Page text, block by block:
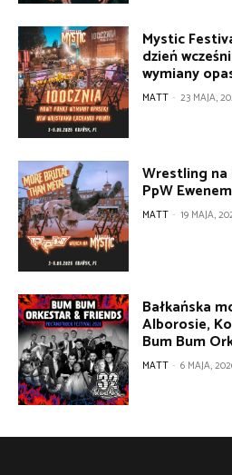
Mystic
dzień
wymiany
MATT - 23 MAJA,
Wrestling
PpW
MATT - 19 MAJA,
Bałkańska
Alborosie,
Bum Bum
MATT - 6 MAJA,